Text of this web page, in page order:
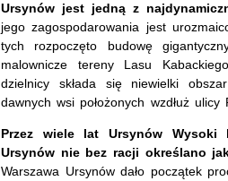
Ursynów jest jedną z
jego zagospodarowania jest
tych rozpoczęto budowę
malownicze tereny Lasu
dzielnicy składa się niewielki
dawnych wsi położonych wzdłuż ulicy
Przez wiele lat Ursynów Wysoki
Ursynów nie bez racji określano
Warszawa Ursynów dało początek